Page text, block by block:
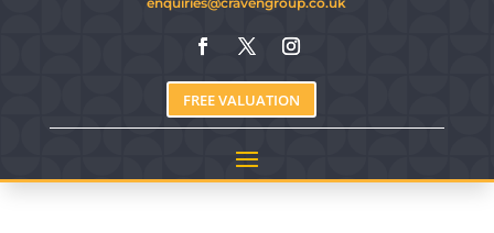
FREE VALUATION